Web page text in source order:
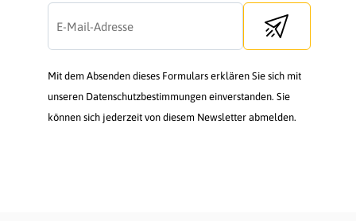
Send newsletter
Mit dem Absenden dieses Formulars erklären Sie sich mit
unseren Datenschutzbestimmungen einverstanden. Sie
können sich jederzeit von diesem Newsletter abmelden.